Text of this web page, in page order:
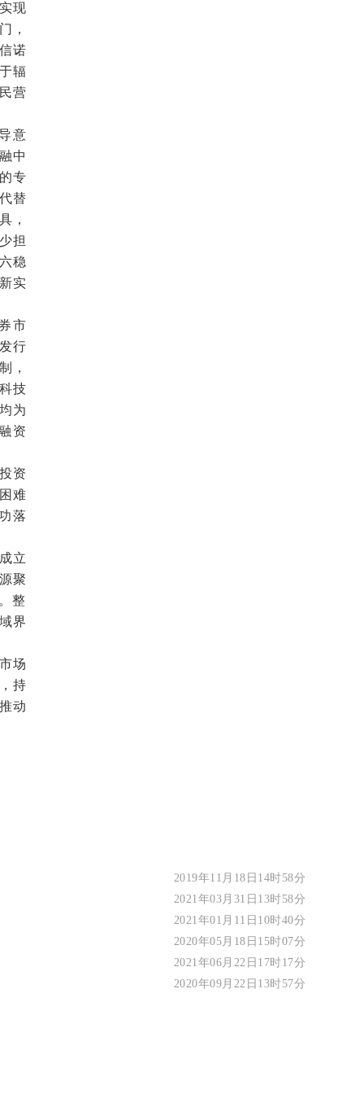
现
，
诺
辐
营
意
中
专
替
，
担
稳
实
市
行
，
技
为
资
资
难
落
立
聚
整
界
场
持
动
2019年11月18日14时58分
2021年03月31日13时58分
2021年01月11日10时40分
2020年05月18日15时07分
2021年06月22日17时17分
2020年09月22日13时57分